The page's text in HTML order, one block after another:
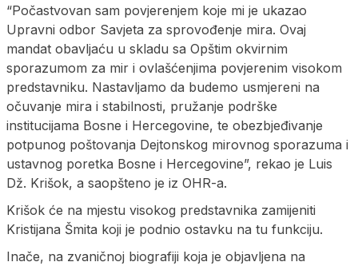
“Počastvovan sam povjerenjem koje mi je ukazao
Upravni odbor Savjeta za sprovođenje mira. Ovaj
mandat obavljaću u skladu sa Opštim okvirnim
sporazumom za mir i ovlašćenjima povjerenim visokom
predstavniku. Nastavljamo da budemo usmjereni na
očuvanje mira i stabilnosti, pružanje podrške
institucijama Bosne i Hercegovine, te obezbjeđivanje
potpunog poštovanja Dejtonskog mirovnog sporazuma i
ustavnog poretka Bosne i Hercegovine”, rekao je Luis
Dž. Krišok, a saopšteno je iz OHR-a.
Krišok će na mjestu visokog predstavnika zamijeniti
Kristijana Šmita koji je podnio ostavku na tu funkciju.
Inače, na zvaničnoj biografiji koja je objavljena na